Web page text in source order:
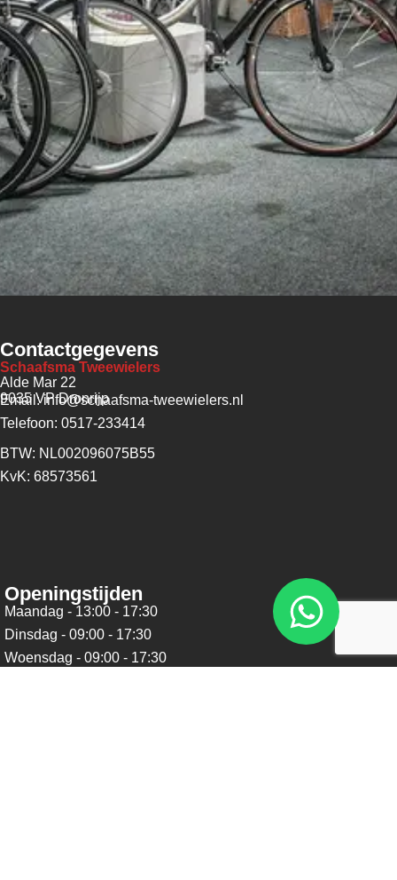
Contactgegevens
Schaafsma Tweewielers
Alde Mar 22
9035 VP Dronrijp
Email: info@schaafsma-tweewielers.nl
Telefoon: 0517-233414
BTW: NL002096075B55
KvK: 68573561
Openingstijden
Maandag - 13:00 - 17:30
Dinsdag - 09:00 - 17:30
Woensdag - 09:00 - 17:30